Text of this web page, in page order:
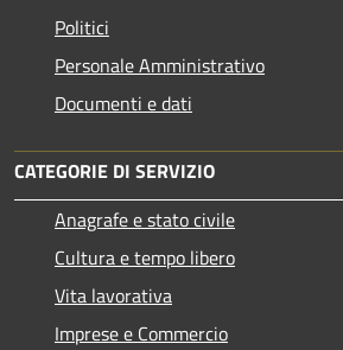
Politici
Personale Amministrativo
Documenti e dati
CATEGORIE DI SERVIZIO
Anagrafe e stato civile
Cultura e tempo libero
Vita lavorativa
Imprese e Commercio